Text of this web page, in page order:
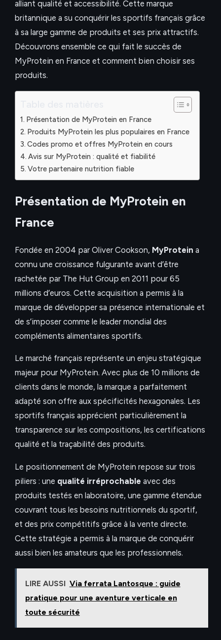
alliant qualité et accessibilité. Cette marque
britannique a su conquérir les sportifs français grâce
à sa large gamme de produits et ses prix attractifs.
Découvrons ensemble ce qui fait le succès de
MyProtein en France et comment bien choisir ses
produits.
Présentation de MyProtein en France
Produits MyProtein les plus populaires en France
Codes promo et offres MyProtein en cours
Avis sur MyProtein : qualité et fiabilité
Votre partenaire nutrition fiable
Présentation de MyProtein en
France
Fondée en 2004 par Oliver Cookson, MyProtein a
connu une croissance fulgurante avant d’être
rachetée par The Hut Group en 2011 pour 65
millions d’euros. Cette acquisition a permis à la
marque de développer sa présence internationale et
de s’imposer comme le leader mondial des
compléments alimentaires sportifs.
Le marché français représente un enjeu stratégique
majeur pour MyProtein. Avec plus de 10 millions de
clients dans le monde, la marque a parfaitement
adapté son offre aux spécificités hexagonales. Les
sportifs français apprécient particulièrement la
transparence sur les compositions, les certifications
qualité et la traçabilité des produits.
Le positionnement de MyProtein repose sur trois
piliers : une qualité irréprochable avec des
produits testés en laboratoire, une gamme étendue
couvrant tous les besoins nutritionnels du sportif,
et des prix compétitifs grâce à la vente directe.
Cette stratégie a permis à la marque de conquérir
aussi bien les amateurs que les professionnels.
LIRE AUSSI Via ferrata Lantosque : guide
pratique pour une aventure verticale en
toute sécurité